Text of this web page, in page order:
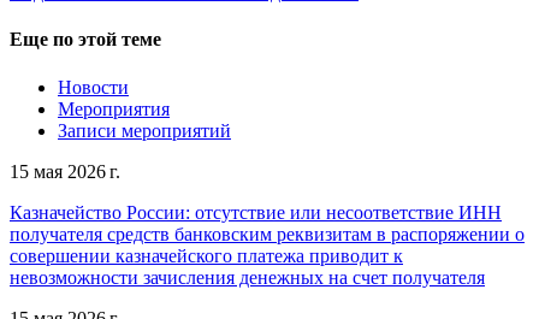
Еще по этой теме
Новости
Мероприятия
Записи мероприятий
15 мая 2026 г.
Казначейство России: отсутствие или несоответствие ИНН
получателя средств банковским реквизитам в распоряжении о
совершении казначейского платежа приводит к
невозможности зачисления денежных на счет получателя